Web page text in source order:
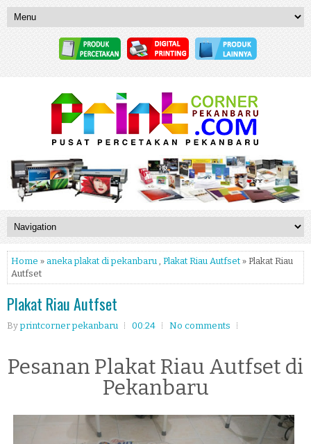
Home » aneka plakat di pekanbaru Plakat Riau Autfset » Plakat Riau
Autfset
Plakat Riau Autfset
Byprintcorner pekanbaru 00:24 No comments
Pesanan Plakat Riau Autfset di
Pekanbaru